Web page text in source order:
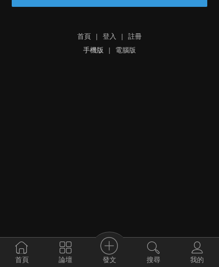
首頁 | 登入 |
註冊
手機版
| 電腦版
首頁 論壇 發文 搜尋 我的